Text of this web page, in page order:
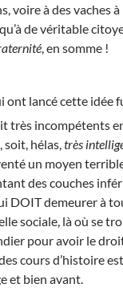
voire à des vaches
de véritable
, en somme !
ont lancé cette idée
très incompétents
hélas, très
un moyen
des couches
DOIT demeurer à
sociale, là où se
pour avoir le
cours d’histoire
et bien avant.